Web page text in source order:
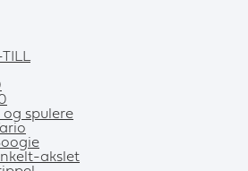
TILL
og spulere
akslet